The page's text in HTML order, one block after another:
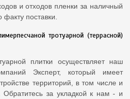
и отходов пленки за наличный
поставки.
тротуарной (террасной)
плитки осуществляет наш
Эксперт, который имеет
территорий, в том числе и
за укладкой к нам - и